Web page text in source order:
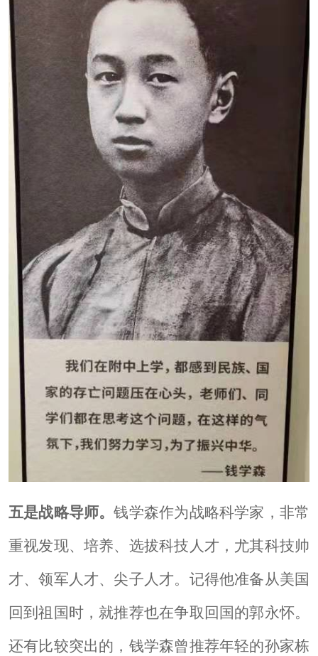
五是战略导师。钱学森作为战略科学家，非常
重视发现、培养、选拔科技人才，尤其科技帅
才、领军人才、尖子人才。记得他准备从美国
回到祖国时，就推荐也在争取回国的郭永怀。
还有比较突出的，钱学森曾推荐年轻的孙家栋